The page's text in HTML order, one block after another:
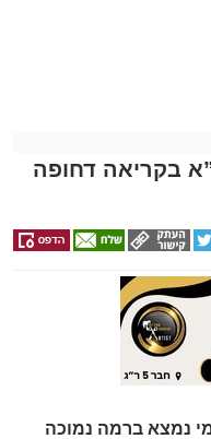
בקריאה דחופה
נמצא ברמה נמוכה